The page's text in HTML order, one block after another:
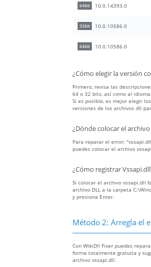
64bit 10.0.14393.0
32bit 10.0.10586.0
64bit 10.0.10586.0
¿Cómo elegir la versión
Primero, revisa las
64 o 32 bits, así como al
Si es posible, es mejor elegir
versiones de los archivos dll
¿Dónde colocar el archivo
Para reparar el error:
puedes colocar el archivo
¿Cómo registrar
Si colocar el archivo vssapi.dll
archivo DLL a la carpeta
y presiona Enter.
Método 2: Arregla el
Con WikiDll Fixer puedes
forma totalmente gratuita y
archivo vssapi.dll.